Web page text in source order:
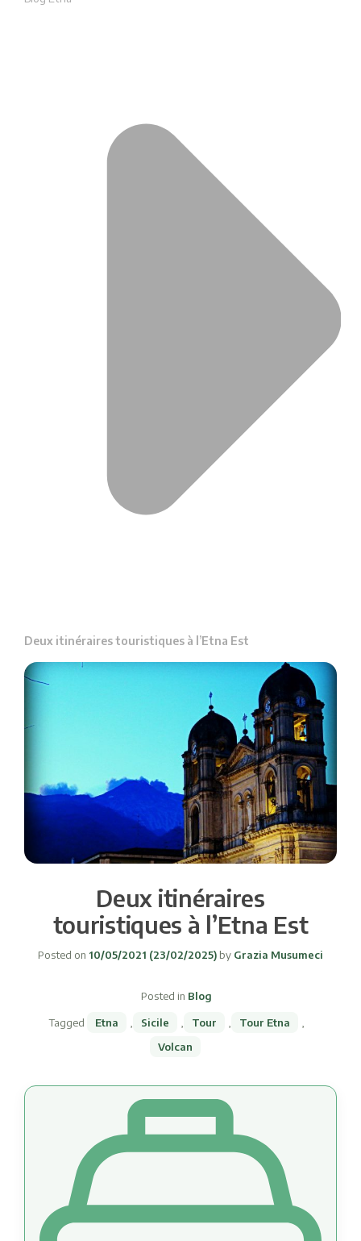
Deux itinéraires touristiques à l’Etna Est
Deux itinéraires
touristiques à l’Etna Est
Posted on 10/05/2021 (23/02/2025) by Grazia Musumeci
Posted in Blog
Tagged Etna Sicile Tour Tour Etna
Volcan